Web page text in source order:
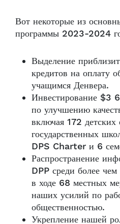
Вот некоторые из
программы 2023-2024
Выделение
кредитов на оплату
учащимся Денвера.
Инвестирование $3
по улучшению
включая 172 детских
государственных
DPS Charter и 6
Распространение
DPP среди более
в ходе 68 местных
наших усилий по
общественностью.
Укрепление нашей